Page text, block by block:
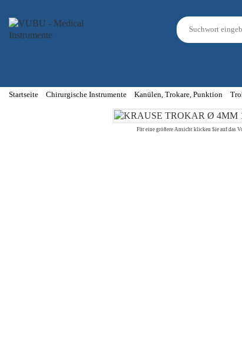
Startseite Chirurgische Instrumente Kanülen, Trokare, Punktion
Für eine größere Ansicht klicken Sie auf das